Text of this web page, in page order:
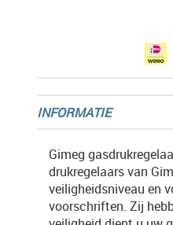
INFORMATIE
Gimeg
drukregelaars van
veiligheidsniveau en
voorschriften. Zij